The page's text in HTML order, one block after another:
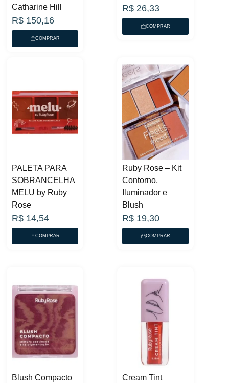
Catharine Hill
R$ 150,16
COMPRAR
R$ 26,33
COMPRAR
PALETA PARA
SOBRANCELHA
MELU by Ruby
Rose
R$ 14,54
COMPRAR
Ruby Rose – Kit
Contorno,
Iluminador e
Blush
R$ 19,30
COMPRAR
Blush Compacto
Cream Tint